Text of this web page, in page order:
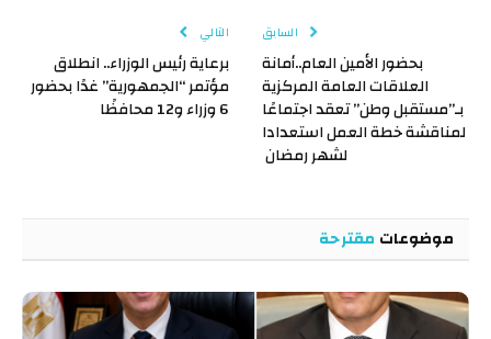
السابق
بحضور الأمين العام..أمانة
العلاقات العامة المركزية
بـ”مستقبل وطن” تعقد اجتماعًا
لمناقشة خطة العمل استعدادا
لشهر رمضان
التالي
برعاية رئيس الوزراء.. انطلاق
مؤتمر “الجمهورية” غدًا بحضور
6 وزراء و12 محافظًا
موضوعات مقترحة